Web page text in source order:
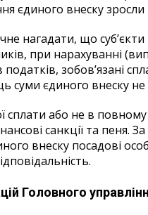
єдиного внеску зросли
нагадати, що
при нарахуванні
зобов’язані
суми єдиного внеску не
сплати або не в
санкції та пеня.
внеску посадові
Головного